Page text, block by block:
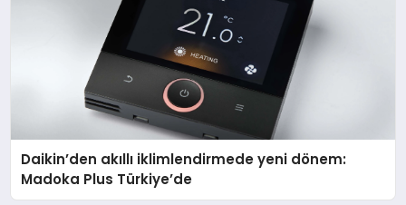
Daikin’den akıllı iklimlendirmede yeni dönem:
Madoka Plus Türkiye’de